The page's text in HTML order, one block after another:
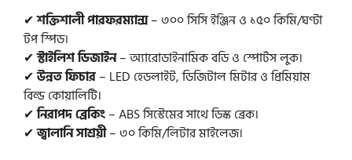
✔শক্তিশালী পারফরম্যান্স– ৩০০ সিসি ইঞ্জিন ও ১৫০ কিমি/ঘণ্টা
টপ স্পিড।
✔স্টাইলিশ ডিজাইন– অ্যারোডাইনামিক বডি ও স্পোর্টস লুক।
✔উন্নত ফিচার– LED হেডলাইট, ডিজিটাল মিটার ও প্রিমিয়াম
বিল্ড কোয়ালিটি।
✔নিরাপদ ব্রেকিং– ABS সিস্টেমের সাথে ডিস্ক ব্রেক।
✔জ্বালানি সাশ্রয়ী– ৩০ কিমি/লিটার মাইলেজ।